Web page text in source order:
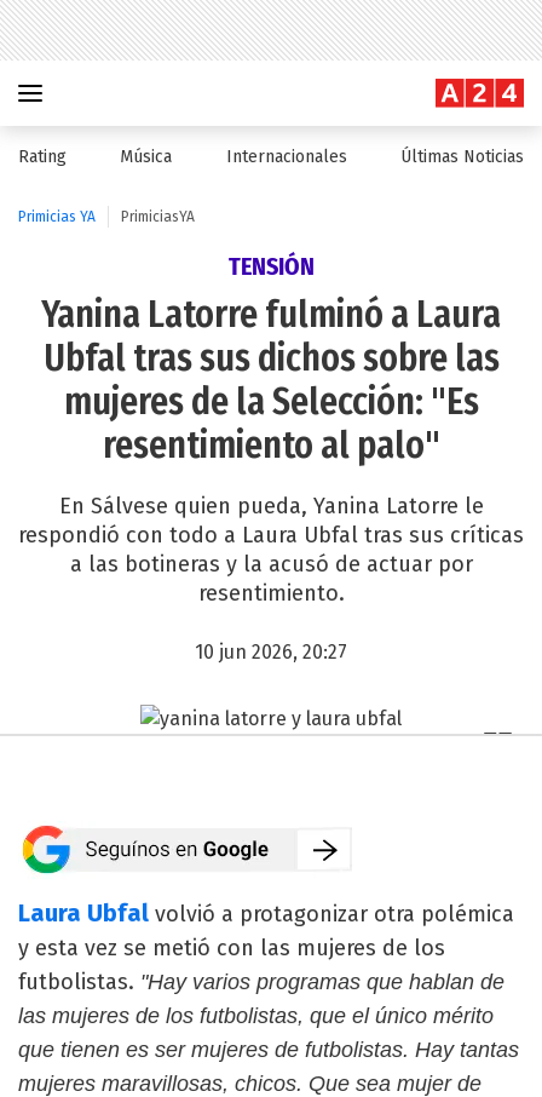
Rating Música Internacionales Últimas Noticias
Primicias YA PrimiciasYA
TENSIÓN
Yanina Latorre fulminó a Laura
Ubfal tras sus dichos sobre las
mujeres de la Selección: "Es
resentimiento al palo"
En Sálvese quien pueda, Yanina Latorre le
respondió con todo a Laura Ubfal tras sus críticas
a las botineras y la acusó de actuar por
resentimiento.
10 jun 2026, 20:27
Laura Ubfal volvió a protagonizar otra polémica
y esta vez se metió con las mujeres de los
futbolistas. "Hay varios programas que hablan de
las mujeres de los futbolistas, que el único mérito
que tienen es ser mujeres de futbolistas. Hay tantas
mujeres maravillosas, chicos. Que sea mujer de